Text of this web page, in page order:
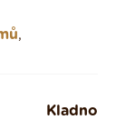
,
Kladno